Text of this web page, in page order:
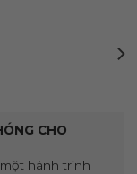
CHO
hành trình